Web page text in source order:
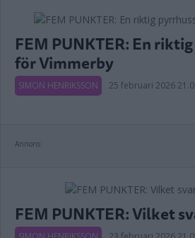
FEM PUNKTER: En
för Vimmerby
SIMON HENRIKSSON 25 februari 2026
Annons:
FEM PUNKTER: Vilket